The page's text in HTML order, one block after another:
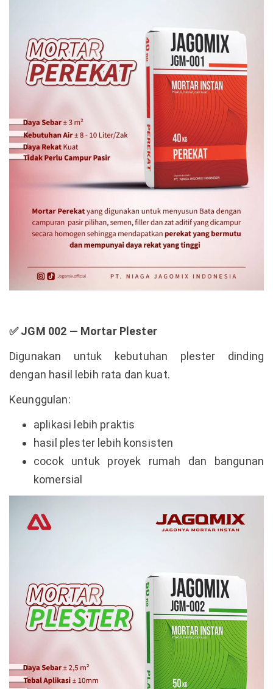
✅JGM 002 — Mortar Plester
Digunakan untuk kebutuhan plester dinding
dengan hasil lebih rata dan kuat.
Keunggulan:
aplikasi lebih praktis
hasil plester lebih konsisten
cocok untuk proyek rumah dan bangunan
komersial